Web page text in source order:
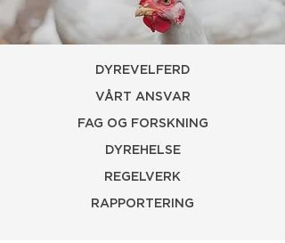
DYREVELFERD
VÅRT ANSVAR
FAG OG FORSKNING
DYREHELSE
REGELVERK
RAPPORTERING